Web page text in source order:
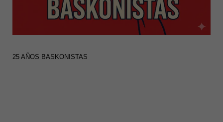
25 AÑOS BASKONISTAS